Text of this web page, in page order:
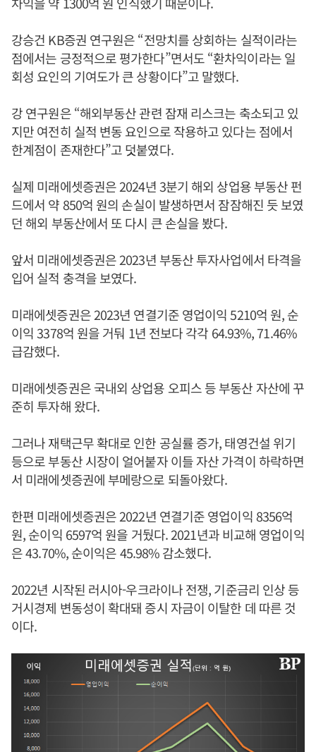
강승건 KB증권 연구원은 “전망치를 상회하는 실적이라는
점에서는 긍정적으로 평가한다”면서도 “환차익이라는 일
회성 요인의 기여도가 큰 상황이다”고 말했다.
강 연구원은 “해외부동산 관련 잠재 리스크는 축소되고 있
지만 여전히 실적 변동 요인으로 작용하고 있다는 점에서
한계점이 존재한다”고 덧붙였다.
실제 미래에셋증권은 2024년 3분기 해외 상업용 부동산 펀
드에서 약 850억 원의 손실이 발생하면서 잠잠해진 듯 보였
던 해외 부동산에서 또 다시 큰 손실을 봤다.
앞서 미래에셋증권은 2023년 부동산 투자사업에서 타격을
입어 실적 충격을 보였다.
미래에셋증권은 2023년 연결기준 영업이익 5210억 원, 순
이익 3378억 원을 거둬 1년 전보다 각각 64.93%, 71.46%
급감했다.
미래에셋증권은 국내외 상업용 오피스 등 부동산 자산에 꾸
준히 투자해 왔다.
그러나 재택근무 확대로 인한 공실률 증가, 태영건설 위기
등으로 부동산 시장이 얼어붙자 이들 자산 가격이 하락하면
서 미래에셋증권에 부메랑으로 되돌아왔다.
한편 미래에셋증권은 2022년 연결기준 영업이익 8356억
원, 순이익 6597억 원을 거뒀다. 2021년과 비교해 영업이익
은 43.70%, 순이익은 45.98% 감소했다.
2022년 시작된 러시아-우크라이나 전쟁, 기준금리 인상 등
거시경제 변동성이 확대돼 증시 자금이 이탈한 데 따른 것
이다.